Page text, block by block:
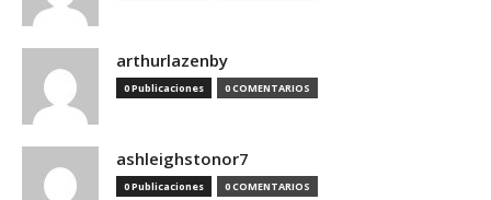
arthurlazenby
0 Publicaciones 0 COMENTARIOS
ashleighstonor7
0 Publicaciones 0 COMENTARIOS